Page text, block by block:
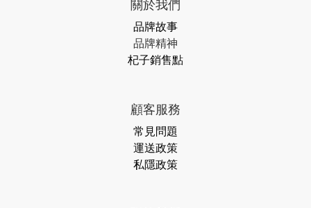
關於我們
品牌故事
品牌精神
杞子銷售點
顧客服務
常見問題
運送政策
私隱政策